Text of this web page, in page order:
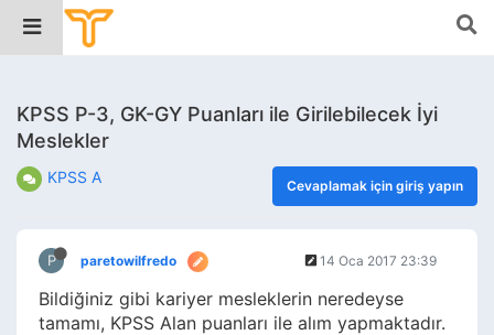
KPSS P-3, GK-GY Puanları ile Girilebilecek İyi
Meslekler
KPSS A Cevaplamak için giriş yapın
P paretowilfredo 14 Oca 2017 23:39
Bildiğiniz gibi kariyer mesleklerin neredeyse
tamamı, KPSS Alan puanları ile alım yapmaktadır.